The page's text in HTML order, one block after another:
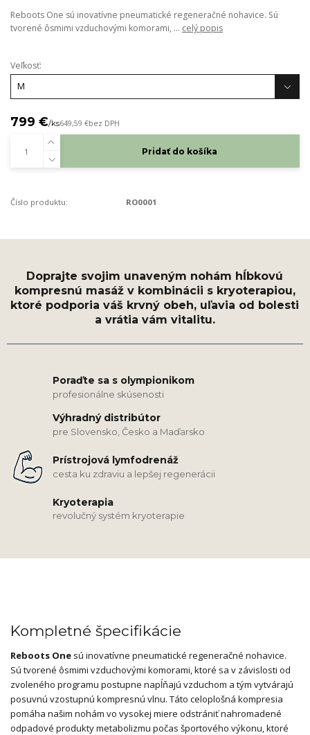
Reboots One sú inovatívne pneumatické regeneračné nohavice. Sú
tvorené ôsmimi vzduchovými komorami, ... celý popis
Veľkosť:
799 €/ks649,59 €bez DPH
Pridať do košíka
Číslo produktu: RO0001
Poraďte sa s olympionikom
profesionálne skúsenosti
Výhradný distribútor
pre Slovensko, Česko a Maďarsko
Prístrojová lymfodrenáž
cesta ku zdraviu a lepšej regenerácii
Kryoterapia
revolučný systém kryoterapie
Kompletné špecifikácie
Reboots One sú inovatívne pneumatické regeneračné nohavice.
Sú tvorené ôsmimi vzduchovými komorami, ktoré sa v závislosti od
zvoleného programu postupne napĺňajú vzduchom a tým vytvárajú
posuvnú vzostupnú kompresnú vlnu. Táto celoplošná kompresia
pomáha našim nohám vo vysokej miere odstrániť nahromadené
odpadové produkty metabolizmu počas športového výkonu, ktoré